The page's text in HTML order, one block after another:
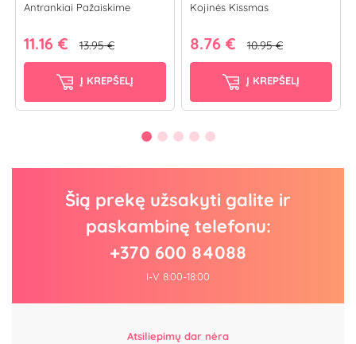
Antrankiai Pažaiskime
11.16 € 13.95 €
Į KREPŠELĮ
Kojinės Kissmas
8.76 € 10.95 €
Į KREPŠELĮ
Šią prekę užsakyti galite ir
paskambinę telefonu:
+370 600 84088
I-V 8:00-18:00
Atsiliepimų dar nėra